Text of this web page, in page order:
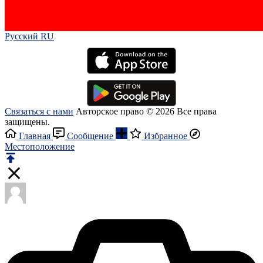
Русский RU‎
Связаться с нами Авторское право © 2026 Все права
защищены.
Главная
Сообщение
Избранное
Местоположение